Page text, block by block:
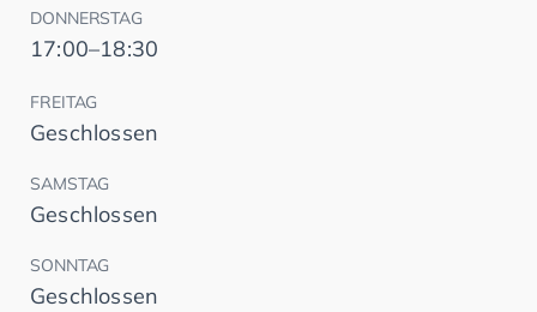
DONNERSTAG
17:00–18:30
FREITAG
Geschlossen
SAMSTAG
Geschlossen
SONNTAG
Geschlossen